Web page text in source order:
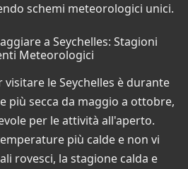
schemi meteorologici unici.
a Seychelles: Stagioni
Meteorologici
le Seychelles è durante
più secca da maggio a ottobre,
per le attività all'aperto.
più calde e non vi
rovesci, la stagione calda e